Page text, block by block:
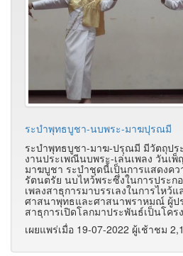
ระบำพุทธบูชา-นบพระ-มาฆปุรณมี
ระบำพุทธบูชา-มาฆ-ปรุณมี มีวัตถุปร
งานประเพณีนบพระ-เล่นเพลง วันเ
มาฆบูชา ระบำชุดนี้เป็นการแสดงค
รัตนตรัย นบไหว้พระซึ่งในการประก
เพลงสาธุการมาบรรเลงในการไหว้
ศาสนาพุทธและศาสนาพราหมณ์ ผู้ป
สาธุการเปิดโลกมาประพันธ์เป็นโคร
เผยแพร่เมื่อ 19-07-2022 ผู้เช้าชม